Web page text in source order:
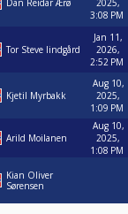
3:08 PM
Tor Steve lindgård
Jan 11,
2026,
2:52 PM
Kjetil Myrbakk
Aug 10,
2025,
1:09 PM
Arild Moilanen
Aug 10,
2025,
1:08 PM
Kian Oliver
Sørensen